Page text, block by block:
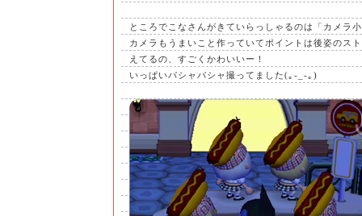
ところでこなさんがきていらっしゃるのは「カメラ
カメラもうまいこと作っていてポイントは後姿のス
えてるの、すごくかわいいー！
いっぱいパシャパシャ撮ってました(｡-_-｡)